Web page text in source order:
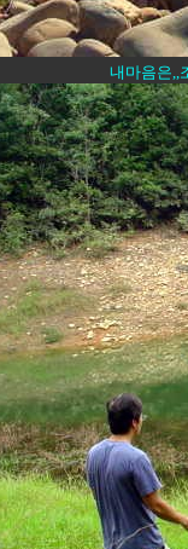
내마음은,,